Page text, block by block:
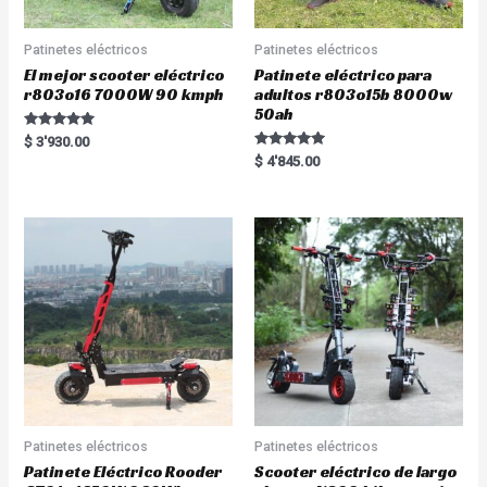
Patinetes eléctricos
El mejor scooter eléctrico
r803o16 7000W 90 kmph
Rated
5.00
$ 3'930.00
Patinetes eléctricos
Patinete eléctrico para
adultos r803o15b 8000w
50ah
Rated
5.00
$ 4'845.00
Patinetes eléctricos
Patinete Eléctrico Rooder
Patinetes eléctricos
Scooter eléctrico de largo